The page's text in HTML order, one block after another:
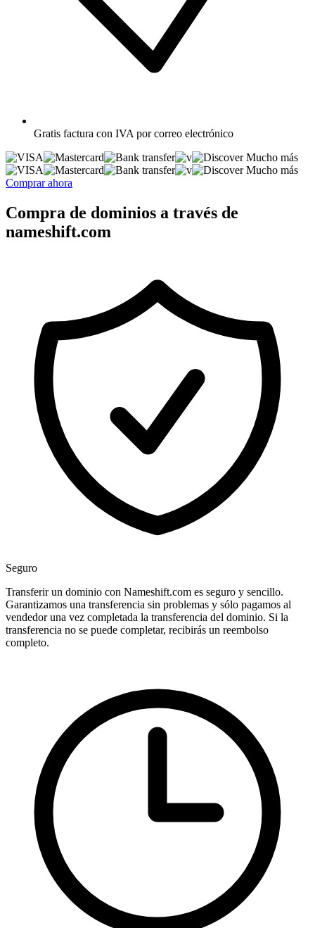
Gratis factura con IVA por correo electrónico
Mucho más
Mucho más
Comprar ahora
Compra de dominios a través de
nameshift.com
Seguro
Transferir un dominio con Nameshift.com es seguro y sencillo.
Garantizamos una transferencia sin problemas y sólo pagamos al
vendedor una vez completada la transferencia del dominio. Si la
transferencia no se puede completar, recibirás un reembolso
completo.